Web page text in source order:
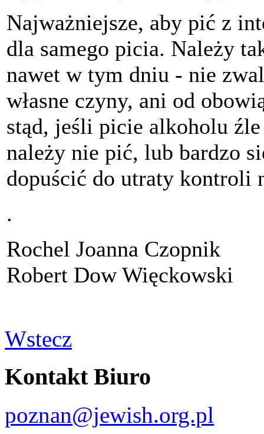
Najważniejsze, aby pić z
dla samego picia. Należy
nawet w tym dniu - nie
własne czyny, ani od
stąd, jeśli picie alkoholu
należy nie pić, lub bardzo
dopuścić do utraty kontroli
.
Rochel Joanna Czopnik
Robert Dow Więckowski
Wstecz
Kontakt Biuro
poznan@jewish.org.pl